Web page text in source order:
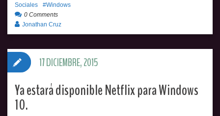
Sociales
Windows
0 Comments
Jonathan Cruz
Ya estará disponible Netflix para Windows
10.
17 DICIEMBRE, 2015